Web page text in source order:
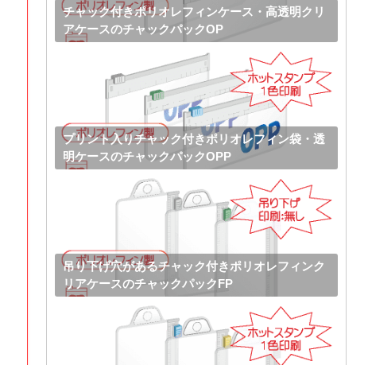
チャック付きポリオレフィンケース・高透明クリ
アケースのチャックパックOP
プリント入りチャック付きポリオレフィン袋・透
明ケースのチャックパックOPP
吊り下げ穴があるチャック付きポリオレフィンク
リアケースのチャックパックFP